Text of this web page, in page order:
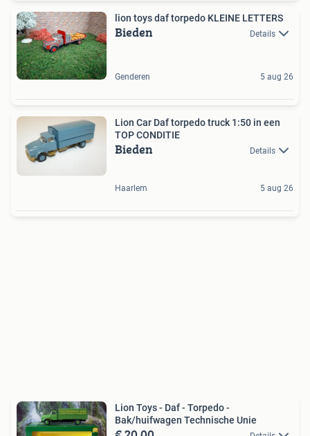
lion toys daf torpedo KLEINE LETTERS
Bieden Details
Genderen 5 aug 26
Lion Car Daf torpedo truck 1:50 in een
TOP CONDITIE
Bieden Details
Haarlem 5 aug 26
Lion Toys - Daf - Torpedo -
Bak/huifwagen Technische Unie